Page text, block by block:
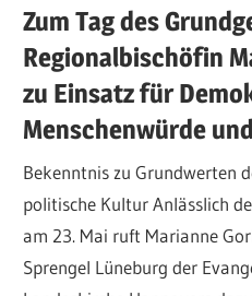
Zum Tag des
Regionalbischöfin
zu Einsatz für
Menschenwürde
Bekenntnis zu Grundwerten
politische Kultur Anlässlich
am 23. Mai ruft Marianne
Sprengel Lüneburg der